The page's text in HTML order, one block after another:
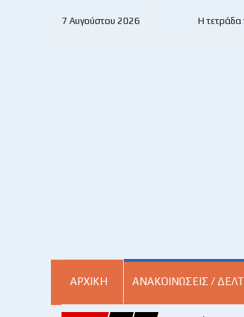
7 Αυγούστου 2026 Η
ΑΡΧΙΚΗ ΑΝΑΚΟΙΝΏΣΕΙΣ /